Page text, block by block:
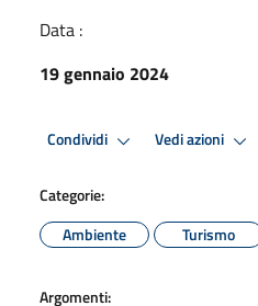
Data :
19 gennaio 2024
Condividi Vedi azioni
Categorie:
Ambiente
Turismo
Argomenti: